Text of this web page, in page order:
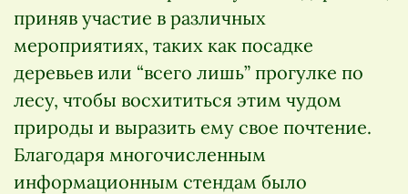
приняв участие в различных
мероприятиях, таких как посадке
деревьев или “всего лишь” прогулке по
лесу, чтобы восхититься этим чудом
природы и выразить ему свое почтение.
Благодаря многочисленным
информационным стендам было